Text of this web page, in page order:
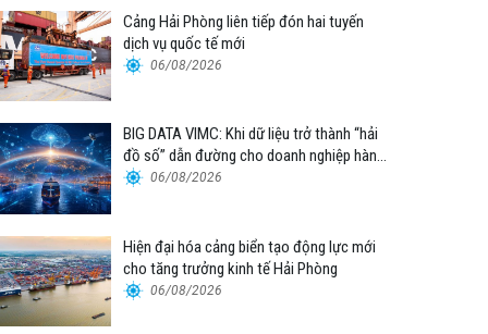
Cảng Hải Phòng liên tiếp đón hai tuyến
dịch vụ quốc tế mới
06/08/2026
BIG DATA VIMC: Khi dữ liệu trở thành “hải
đồ số” dẫn đường cho doanh nghiệp hàng
hải 06/08/2026
Hiện đại hóa cảng biển tạo động lực mới
cho tăng trưởng kinh tế Hải Phòng
06/08/2026